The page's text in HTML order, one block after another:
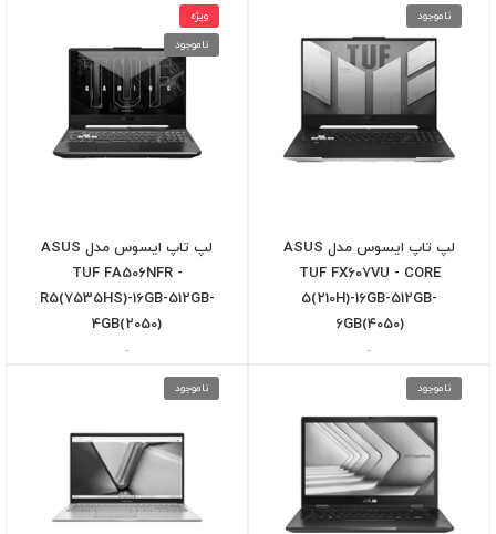
ناموجود
لپ تاپ ایسوس مدل ASUS
TUF FX607VU - CORE
5(210H)-16GB-512GB-
6GB(4050)
-
ویژه
ناموجود
لپ تاپ ایسوس مدل ASUS
TUF FA506NFR -
R5(7535HS)-16GB-512GB-
4GB(2050)
-
ناموجود ناموجود